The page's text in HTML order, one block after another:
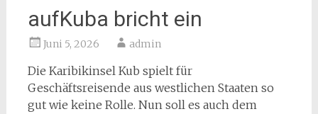
aufKuba bricht ein
Juni 5, 2026 admin
Die Karibikinsel Kub spielt für
Geschäftsreisende aus westlichen Staaten so
gut wie keine Rolle. Nun soll es auch dem